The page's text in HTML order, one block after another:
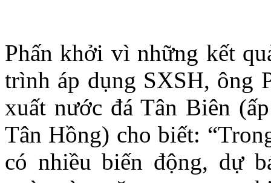
Phấn khởi vì những kết
trình áp dụng SXSH, ông
xuất nước đá Tân Biên
Tân Hồng) cho biết:
có nhiều biến động, dự